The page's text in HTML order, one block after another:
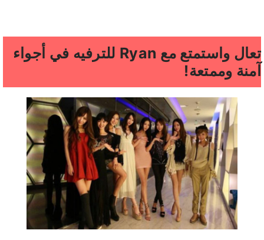
تعال واستمتع مع Ryan للترفيه في أجواء
آمنة وممتعة!